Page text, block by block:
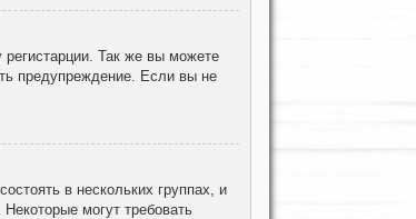
Так же вы можете
предупреждение. Если вы не
в нескольких группах, и
могут требовать